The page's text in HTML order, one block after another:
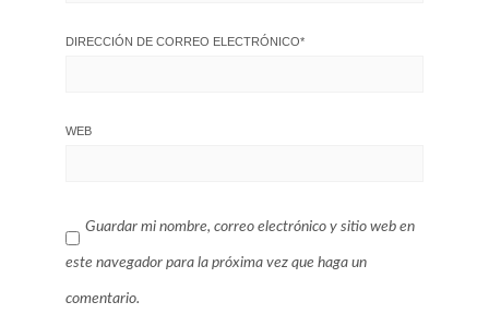
DIRECCIÓN DE CORREO ELECTRÓNICO*
WEB
Guardar mi nombre, correo electrónico y sitio web en
este navegador para la próxima vez que haga un
comentario.